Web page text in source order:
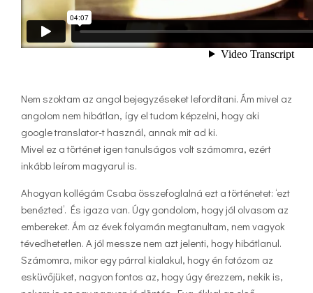
Nem szoktam az angol bejegyzéseket lefordítani. Ám mivel az
angolom nem hibátlan, így el tudom képzelni, hogy aki
google translator-t használ, annak mit ad ki.
Mivel ez a történet igen tanulságos volt számomra, ezért
inkább leírom magyarul is.
Ahogyan kollégám Csaba összefoglalná ezt a történetet: ‘ezt
benézted’. És igaza van. Úgy gondolom, hogy jól olvasom az
embereket. Ám az évek folyamán megtanultam, nem vagyok
tévedhetetlen. A jól messze nem azt jelenti, hogy hibátlanul.
Számomra, mikor egy párral kialakul, hogy én fotózom az
esküvőjüket, nagyon fontos az, hogy úgy érezzem, nekik is,